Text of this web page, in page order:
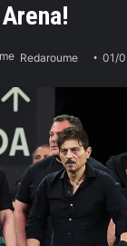
Redaroume 01/